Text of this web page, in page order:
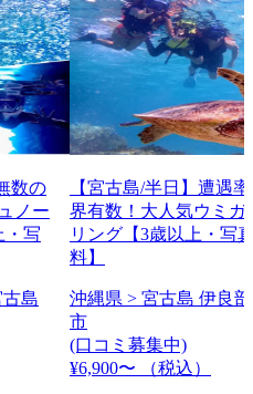
数の
ノー
・写
島
【宮古島/半日】遭遇
界有数！大人気ウミガ
リング【3歳以上・写
料】
沖縄県 > 宮古島 伊良
市
(口コミ募集中)
¥6,900〜
（税込）